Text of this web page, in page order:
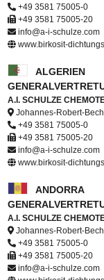
+49 3581 75005-0
+49 3581 75005-20
info@a-i-schulze.com
www.birkosit-
ALGERIEN
A.I. SCHULZE
Johannes-Robert-
+49 3581 75005-0
+49 3581 75005-20
info@a-i-schulze.com
www.birkosit-
ANDORRA
A.I. SCHULZE
Johannes-Robert-
+49 3581 75005-0
+49 3581 75005-20
info@a-i-schulze.com